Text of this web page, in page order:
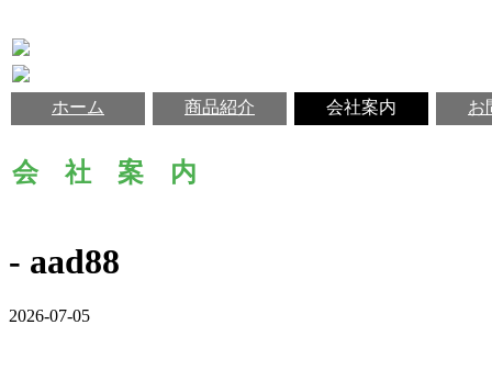
ホーム 商品紹介 会社案内 お
会 社 案 内
- aad88
2026-07-05